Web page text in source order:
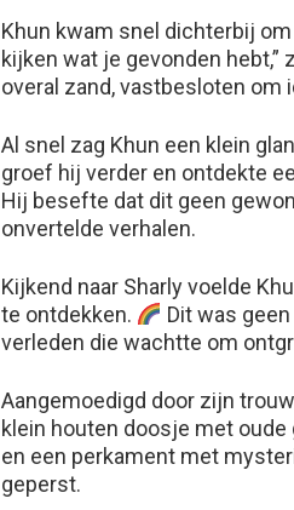
Khun kwam snel dichterbij
kijken wat je gevonden hebt,”
overal zand, vastbesloten om
Al snel zag Khun een klein
groef hij verder en ontdekte
Hij besefte dat dit geen
onvertelde verhalen.
Kijkend naar Sharly voelde
te ontdekken.
Dit was
verleden die wachtte om
Aangemoedigd door zijn
klein houten doosje met oude
en een perkament met
geperst.